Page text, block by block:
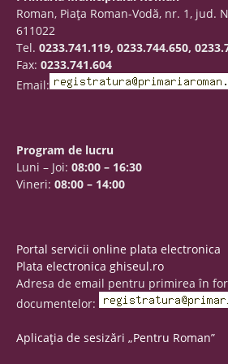
Roman, Piaţa Roman-Vodă, nr. 1, jud.
611022
Tel. 0233.741.119, 0233.744.650,
Fax: 0233.741.604
Email:
Program de lucru
Luni – Joi: 08:00 – 16:30
Vineri: 08:00 – 14:00
Portal servicii online plata electronica
Plata electronica ghiseul.ro
Adresa de email pentru primirea în
documentelor:
Aplicația de sesizări „Pentru Roman”